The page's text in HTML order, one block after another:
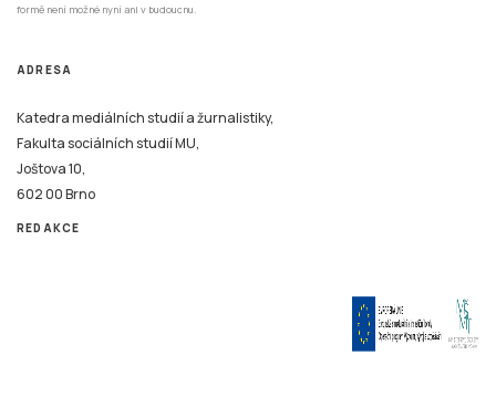
formě není možné nyní ani v budoucnu.
ADRESA
Katedra mediálních studií a žurnalistiky,
Fakulta sociálních studií MU,
Joštova 10,
602 00 Brno
REDAKCE